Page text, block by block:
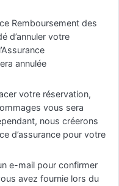
Remboursement des
d’annuler votre
annulée
votre réservation,
vous sera
nous créerons
d’assurance pour votre
e-mail pour confirmer
avez fournie lors du